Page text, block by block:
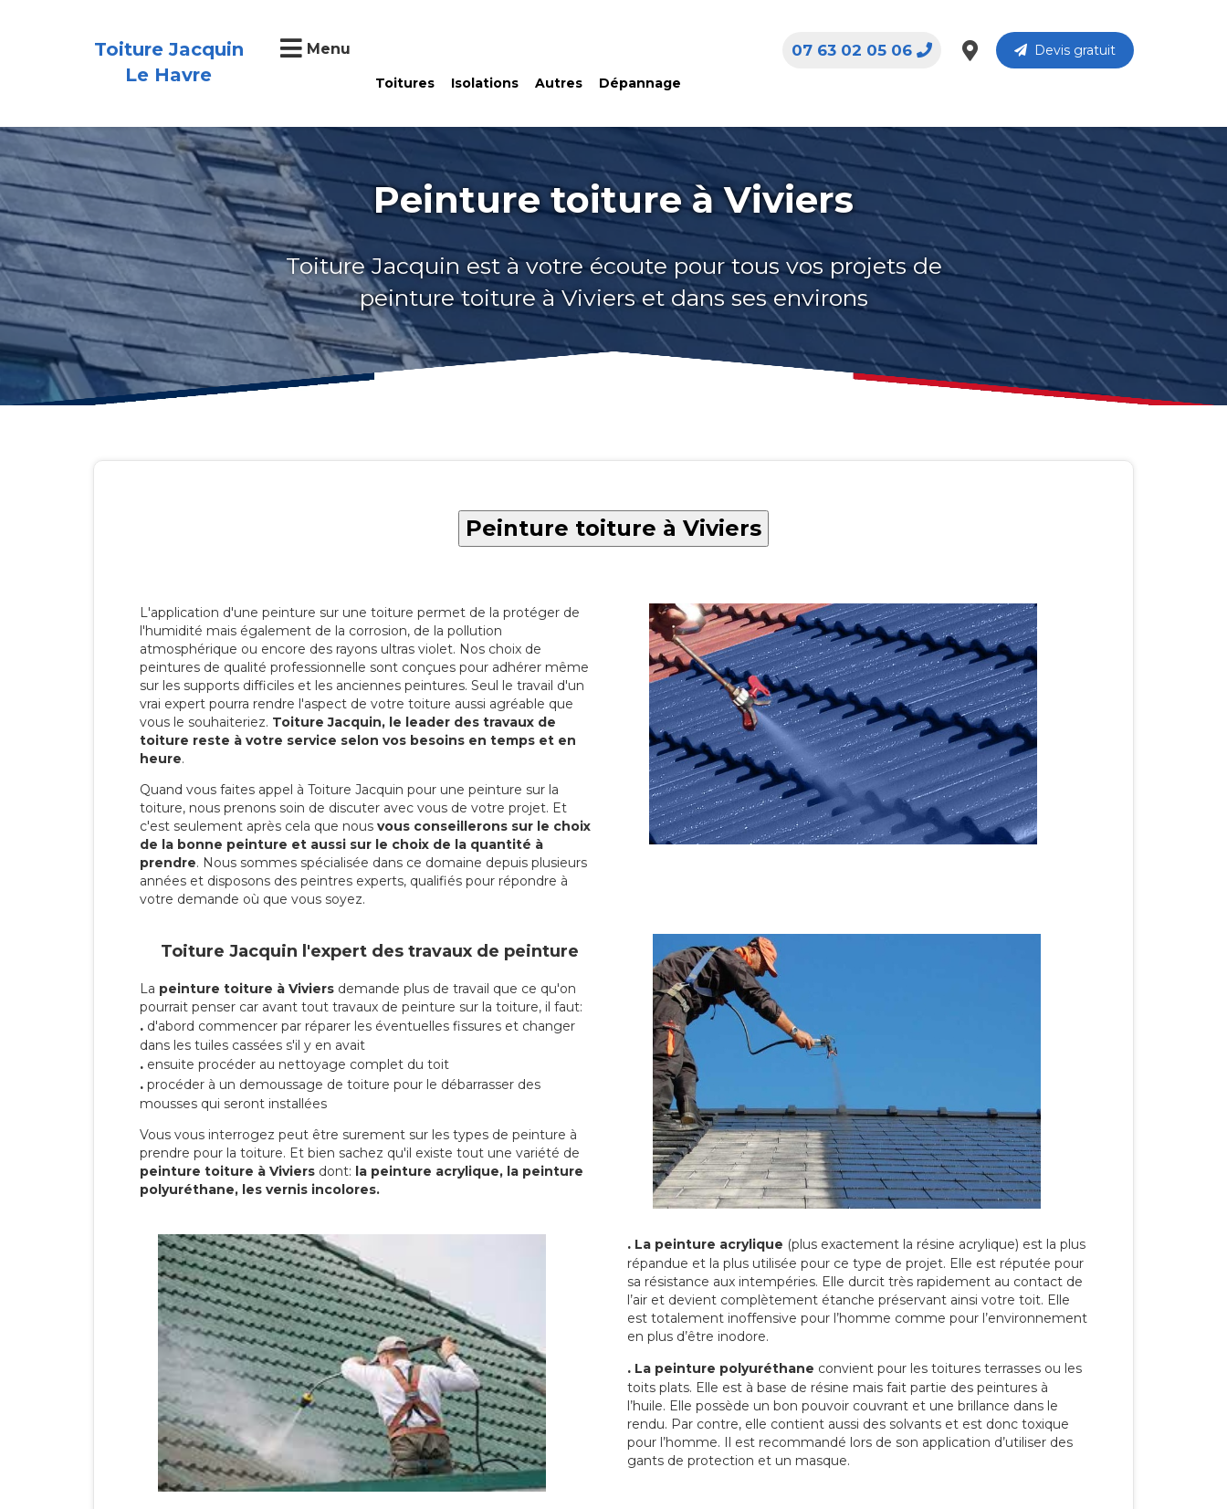
Toiture Jacquin
Le Havre
Menu
Toitures Isolations Autres Dépannage
Devis gratuit
07 63 02 05 06
Peinture toiture à Viviers
Toiture Jacquin est à votre écoute pour tous vos projets de
peinture toiture à Viviers et dans ses environs
Peinture toiture à Viviers
L'application d'une peinture sur une toiture permet de la protéger de
l'humidité mais également de la corrosion, de la pollution
atmosphérique ou encore des rayons ultras violet. Nos choix de
peintures de qualité professionnelle sont conçues pour adhérer même
sur les supports difficiles et les anciennes peintures. Seul le travail d'un
vrai expert pourra rendre l'aspect de votre toiture aussi agréable que
vous le souhaiteriez. Toiture Jacquin, le leader des travaux de
toiture reste à votre service selon vos besoins en temps et en
heure.
Quand vous faites appel à Toiture Jacquin pour une peinture sur la
toiture, nous prenons soin de discuter avec vous de votre projet. Et
c'est seulement après cela que nous vous conseillerons sur le choix
de la bonne peinture et aussi sur le choix de la quantité à
prendre. Nous sommes spécialisée dans ce domaine depuis plusieurs
années et disposons des peintres experts, qualifiés pour répondre à
votre demande où que vous soyez.
Toiture Jacquin l'expert des travaux de peinture
La peinture toiture à Viviers demande plus de travail que ce qu'on
pourrait penser car avant tout travaux de peinture sur la toiture, il faut:
. d'abord commencer par réparer les éventuelles fissures et changer
dans les tuiles cassées s'il y en avait
. ensuite procéder au nettoyage complet du toit
. procéder à un demoussage de toiture pour le débarrasser des
mousses qui seront installées
Vous vous interrogez peut être surement sur les types de peinture à
prendre pour la toiture. Et bien sachez qu'il existe tout une variété de
peinture toiture à Viviers dont: la peinture acrylique, la peinture
polyuréthane, les vernis incolores.
. La peinture acrylique (plus exactement la résine acrylique) est la plus
répandue et la plus utilisée pour ce type de projet. Elle est réputée pour
sa résistance aux intempéries. Elle durcit très rapidement au contact de
l’air et devient complètement étanche préservant ainsi votre toit. Elle
est totalement inoffensive pour l’homme comme pour l’environnement
en plus d’être inodore.
. La peinture polyuréthane convient pour les toitures terrasses ou les
toits plats. Elle est à base de résine mais fait partie des peintures à
l’huile. Elle possède un bon pouvoir couvrant et une brillance dans le
rendu. Par contre, elle contient aussi des solvants et est donc toxique
pour l’homme. Il est recommandé lors de son application d’utiliser des
gants de protection et un masque.